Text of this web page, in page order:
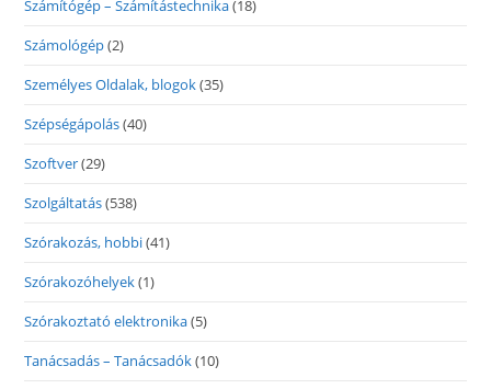
Számítógép – Számítástechnika(18)
Számológép(2)
Személyes Oldalak, blogok(35)
Szépségápolás(40)
Szoftver(29)
Szolgáltatás(538)
Szórakozás, hobbi(41)
Szórakozóhelyek(1)
Szórakoztató elektronika(5)
Tanácsadás – Tanácsadók(10)